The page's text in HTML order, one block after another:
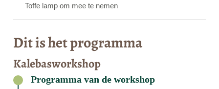
Toffe lamp om mee te nemen
Dit is het programma
Kalebasworkshop
Programma van de workshop